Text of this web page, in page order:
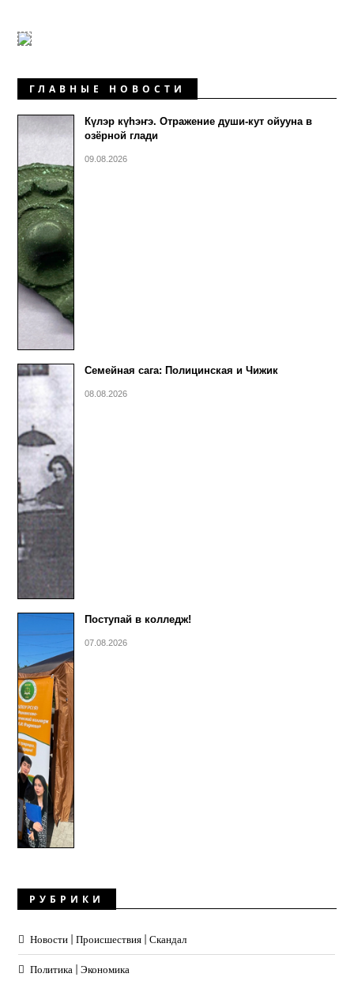
ГЛАВНЫЕ НОВОСТИ
Күлэр күhэҥэ. Отражение души-кут ойууна в
озёрной глади
09.08.2026
Семейная сага: Полицинская и Чижик
08.08.2026
Поступай в колледж!
07.08.2026
РУБРИКИ
Новости | Происшествия | Скандал
Политика | Экономика